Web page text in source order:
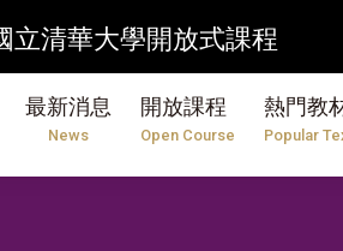
立清華大學開放式課程
最新消息
News
開放課程
Open Course
熱門教
Popular